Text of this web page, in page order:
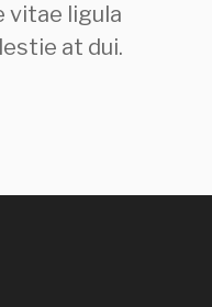
vitae ligula
at dui.